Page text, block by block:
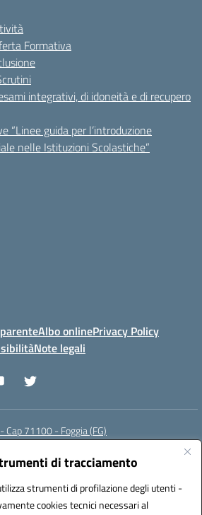
di tracciamento
strumenti di profilazione degli utenti -
cookies tecnici necessari al
Formativa
integrativi, di idoneità e di recupero
“Linee guida per l’introduzione
nelle Istituzioni Scolastiche”
Albo onlinePrivacy Policy
Note legali
Cap 71100 - Foggia (FG)
(PEC):fgis00800v@pec.istruzione.it